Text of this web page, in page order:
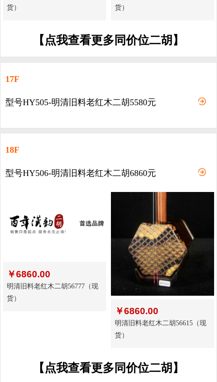
货）
货）
【点我查看更多同价位二胡】
17F
型号HY505-明清旧料老红木二胡5580元
18F
型号HY506-明清旧料老红木二胡6860元
￥6860.00
明清旧料老红木二胡56777（现
货）
￥6860.00
明清旧料老红木二胡56615（现
货）
【点我查看更多同价位二胡】